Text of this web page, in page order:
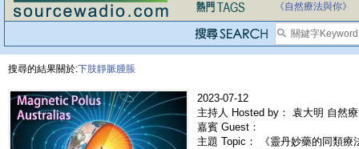
《自然療法與你》
搜尋的結果關於:下肢靜脈腫脹
2023-07-12
主持人 Hosted by： 袁大明 自然
嘉賓 Guest：
主題 Topic： 《靈丹妙藥的同類